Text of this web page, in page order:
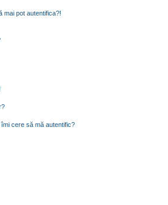
mai pot autentifica?!
cere să mă autentific?